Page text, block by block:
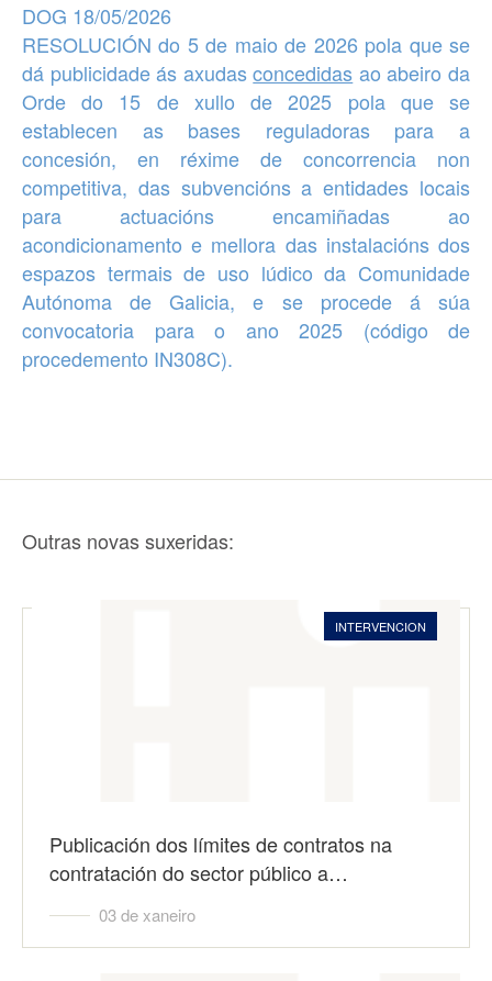
DOG 18/05/2026
RESOLUCIÓN do 5 de maio de 2026 pola que se
dá publicidade ás axudasconcedidas ao abeiro da
Orde do 15 de xullo de 2025 pola que se
establecen as bases reguladoras para a
concesión, en réxime de concorrencia non
competitiva, das subvencións a entidades locais
para actuacións encamiñadas ao
acondicionamento e mellora das instalacións dos
espazos termais de uso lúdico da Comunidade
Autónoma de Galicia, e se procede á súa
convocatoria para o ano 2025 (código de
procedemento IN308C).
Outras novas suxeridas:
INTERVENCION
Publicación dos límites de contratos na
contratación do sector público a…
03 de xaneiro